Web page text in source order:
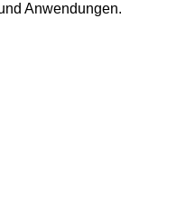
Anwendungen.